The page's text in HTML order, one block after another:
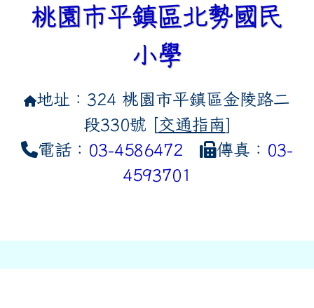
桃園市平鎮區北勢國民
小學
地址：324 桃園市平鎮區金陵路二
段330號 [交通指南]
電話： 03-4586472 傳真： 03-
4593701